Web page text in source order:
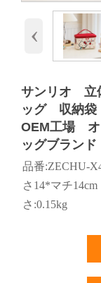
‹
サンリオ
ッグ 収納
OEM工場 オ
ッグブランド
品番:ZECHU-
さ14*マチ
さ:0.15kg